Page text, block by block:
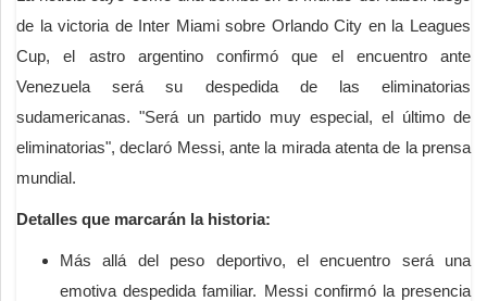
de la victoria de Inter Miami sobre Orlando City en la Leagues
Cup, el astro argentino confirmó que el encuentro ante
Venezuela será su despedida de las eliminatorias
sudamericanas. "Será un partido muy especial, el último de
eliminatorias", declaró Messi, ante la mirada atenta de la prensa
mundial.
Detalles que marcarán la historia:
Más allá del peso deportivo, el encuentro será una
emotiva despedida familiar. Messi confirmó la presencia